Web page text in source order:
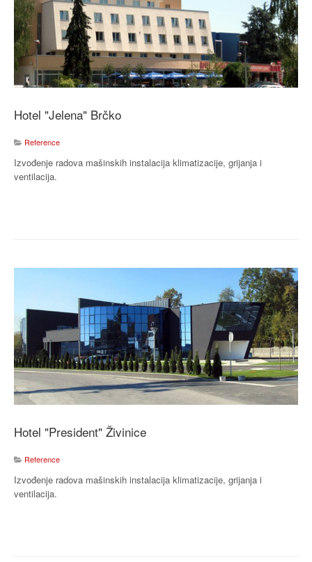
Hotel "Jelena" Brčko
Reference
Izvođenje radova mašinskih instalacija klimatizacije, grijanja i
ventilacija.
Hotel "President" Živinice
Reference
Izvođenje radova mašinskih instalacija klimatizacije, grijanja i
ventilacija.